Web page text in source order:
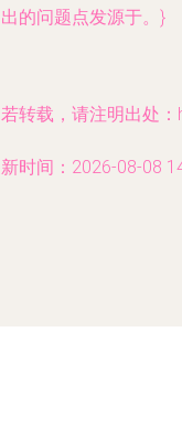
的问题点发源于。}
转载，请注明出处
时间：2026-08-08